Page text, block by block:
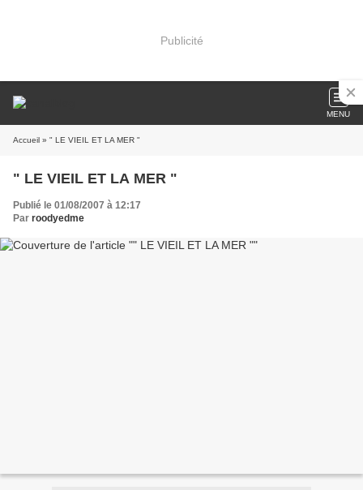
Publicité
MENU
Accueil » " LE VIEIL ET LA MER "
" LE VIEIL ET LA MER "
Publié le 01/08/2007 à 12:17
Par roodyedme